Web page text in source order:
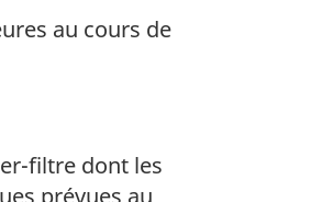
au cours de
filtre dont les